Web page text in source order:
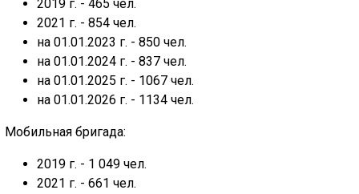
2019 г. - 465 чел.
2021 г. - 854 чел.
на 01.01.2023 г. - 850 чел.
на 01.01.2024 г. - 837 чел.
на 01.01.2025 г. - 1067 чел.
на 01.01.2026 г. - 1134 чел.
Мобильная бригада:
2019 г. - 1 049 чел.
2021 г. - 661 чел.